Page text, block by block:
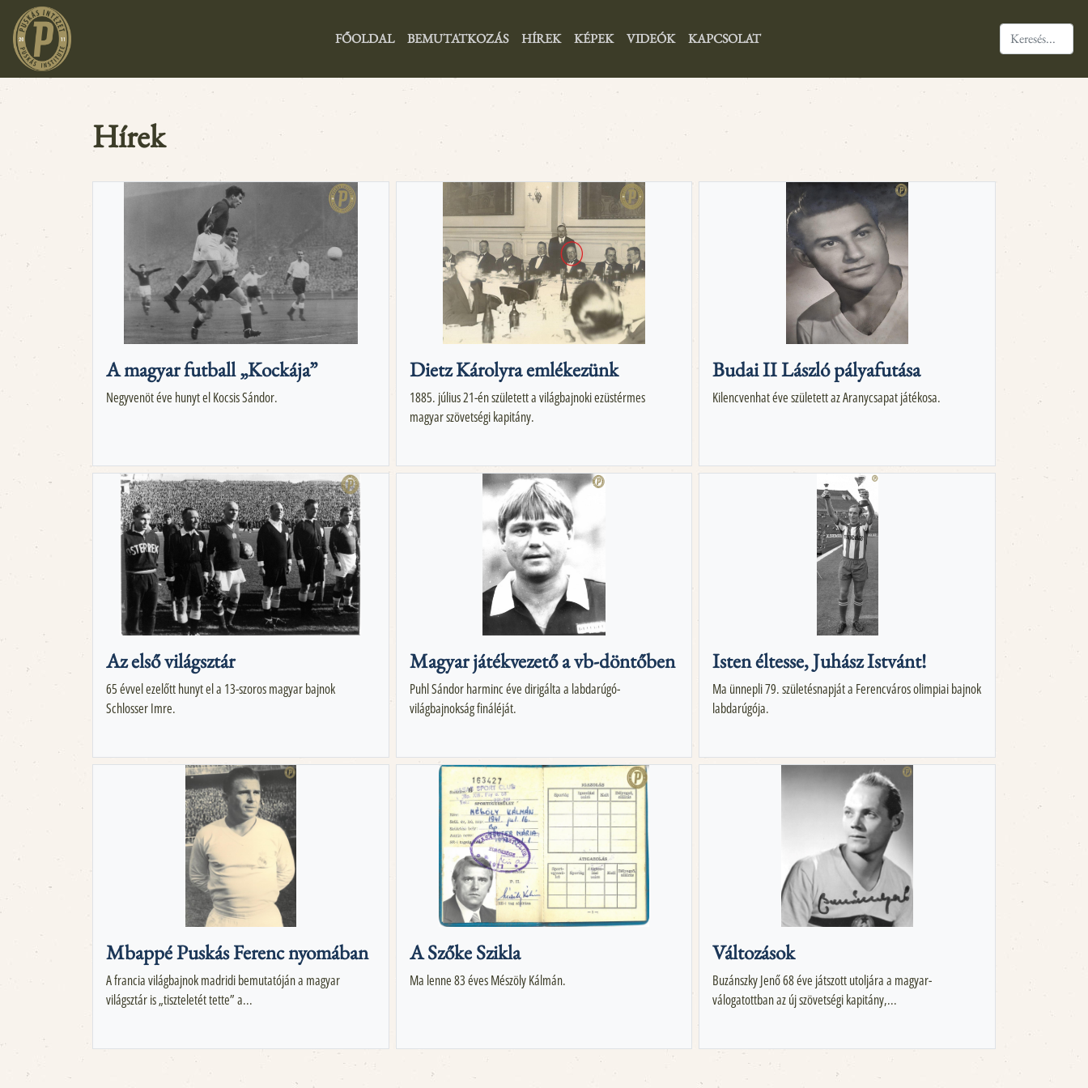
BEMUTATKOZÁS HÍREK KÉPEK VIDEÓK KAPCSOLAT
FŐOLDAL
Hírek
A magyar futball „Kockája”
Negyvenöt éve hunyt el Kocsis Sándor.
Dietz Károlyra emlékezünk
1885. július 21-én született a világbajnoki ezüstérmes
magyar szövetségi kapitány.
Budai II László pályafutása
Kilencvenhat éve született az Aranycsapat játékosa.
Az első világsztár
65 évvel ezelőtt hunyt el a 13-szoros magyar bajnok
Schlosser Imre.
Magyar játékvezető a vb-döntőben
Puhl Sándor harminc éve dirigálta a labdarúgó-
világbajnokság fináléját.
Isten éltesse, Juhász Istvánt!
Ma ünnepli 79. születésnapját a Ferencváros olimpiai bajnok
labdarúgója.
Mbappé Puskás Ferenc nyomában
A francia világbajnok madridi bemutatóján a magyar
világsztár is „tiszteletét tette” a...
A Szőke Szikla
Ma lenne 83 éves Mészöly Kálmán.
Változások
Buzánszky Jenő 68 éve játszott utoljára a magyar-
válogatottban az új szövetségi kapitány,...